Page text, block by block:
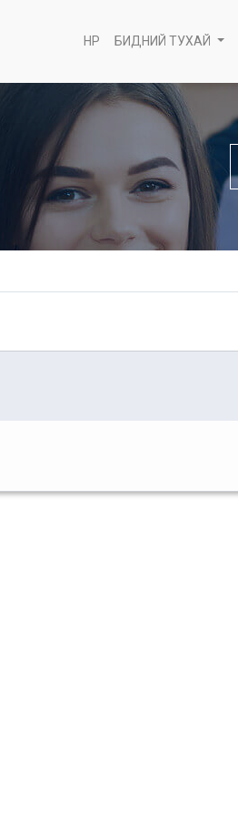
НҮҮР БИДНИЙ ТУХАЙ